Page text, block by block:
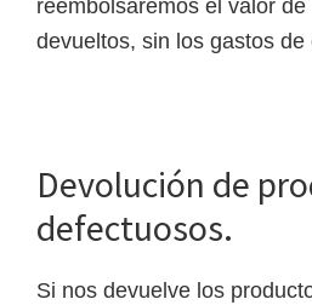
reembolsaremos el valor
devueltos, sin los gastos de
Devolución de
defectuosos.
Si nos devuelve los